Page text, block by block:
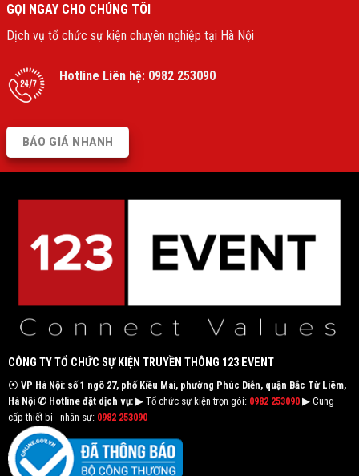
GỌI NGAY CHO CHÚNG TÔI
Dịch vụ tổ chức sự kiện chuyên nghiệp tại Hà Nội
Hotline Liên hệ: 0982 253090
BÁO GIÁ NHANH
CÔNG TY TỔ CHỨC SỰ KIỆN TRUYỀN THÔNG 123 EVENT
⦿ VP Hà Nội: số 1 ngõ 27, phố Kiều Mai, phường Phúc Diễn, quận Bắc Từ Liêm,
Hà Nội ✆ Hotline đặt dịch vụ:▶ Tổ chức sự kiện trọn gói: 0982 253090▶ Cung
cấp thiết bị - nhân sự: 0982 253090